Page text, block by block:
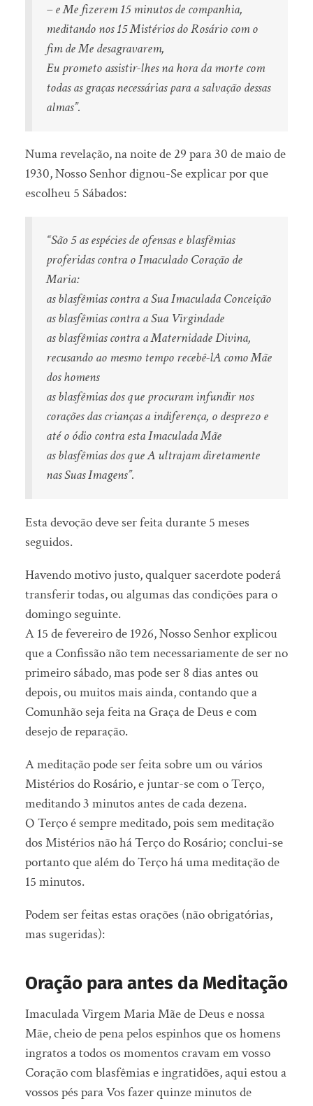
– e Me fizerem 15 minutos de companhia,
meditando nos 15 Mistérios do Rosário com o
fim de Me desagravarem,
Eu prometo assistir-lhes na hora da morte com
todas as graças necessárias para a salvação dessas
almas”.
Numa revelação, na noite de 29 para 30 de maio de
1930, Nosso Senhor dignou-Se explicar por que
escolheu 5 Sábados:
“São 5 as espécies de ofensas e blasfêmias
proferidas contra o Imaculado Coração de
Maria:
as blasfêmias contra a Sua Imaculada Conceição
as blasfêmias contra a Sua Virgindade
as blasfêmias contra a Maternidade Divina,
recusando ao mesmo tempo recebê-lA como Mãe
dos homens
as blasfêmias dos que procuram infundir nos
corações das crianças a indiferença, o desprezo e
até o ódio contra esta Imaculada Mãe
as blasfêmias dos que A ultrajam diretamente
nas Suas Imagens”.
Esta devoção deve ser feita durante 5 meses
seguidos.
Havendo motivo justo, qualquer sacerdote poderá
transferir todas, ou algumas das condições para o
domingo seguinte.
A 15 de fevereiro de 1926, Nosso Senhor explicou
que a Confissão não tem necessariamente de ser no
primeiro sábado, mas pode ser 8 dias antes ou
depois, ou muitos mais ainda, contando que a
Comunhão seja feita na Graça de Deus e com
desejo de reparação.
A meditação pode ser feita sobre um ou vários
Mistérios do Rosário, e juntar-se com o Terço,
meditando 3 minutos antes de cada dezena.
O Terço é sempre meditado, pois sem meditação
dos Mistérios não há Terço do Rosário; conclui-se
portanto que além do Terço há uma meditação de
15 minutos.
Podem ser feitas estas orações (não obrigatórias,
mas sugeridas):
Oração para antes da Meditação
Imaculada Virgem Maria Mãe de Deus e nossa
Mãe, cheio de pena pelos espinhos que os homens
ingratos a todos os momentos cravam em vosso
Coração com blasfêmias e ingratidões, aqui estou a
vossos pés para Vos fazer quinze minutos de